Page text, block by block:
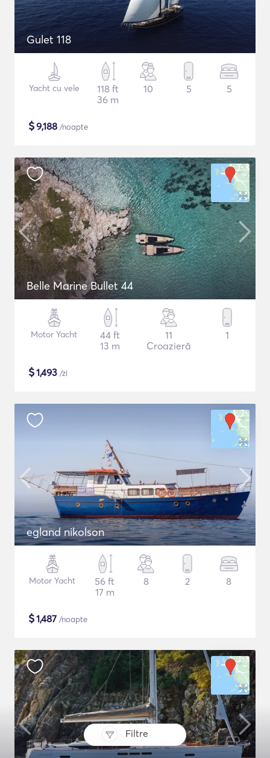
Filtre
Gulet 118
Yacht cu vele
118 ft
36 m
10 5 5
$9,188 /noapte
Belle Marine Bullet 44
Motor Yacht
44 ft
13 m
11
Croazieră
1
$1,493 /zi
egland nikolson
Motor Yacht
56 ft
17 m
8 2 8
$1,487 /noapte